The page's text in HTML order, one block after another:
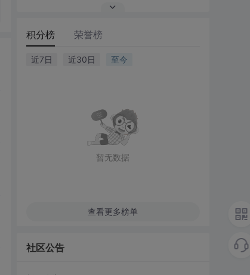
积分榜 荣誉榜
近7日 近30日 至今
暂无数据
查看更多榜单
社区公告